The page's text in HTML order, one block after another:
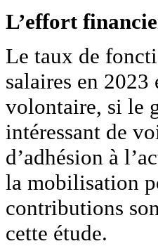
L’effort
Le taux de
salaires en
volontaire, si le
intéressant de
d’adhésion à
la mobilisation
contributions
cette étude.